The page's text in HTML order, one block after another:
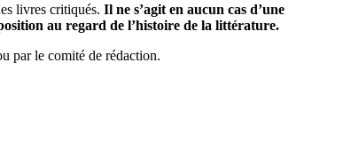
livres critiqués. Il ne s’agit en aucun cas d’une
au regard de l’histoire de la littérature.
par le comité de rédaction.